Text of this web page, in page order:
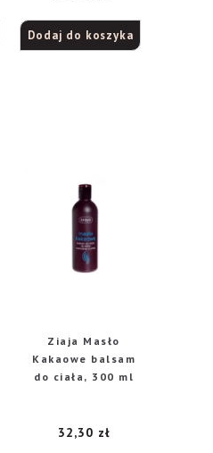
Dodaj do koszyka
Ziaja Masło
Kakaowe balsam
do ciała, 300 ml
32,30 zł